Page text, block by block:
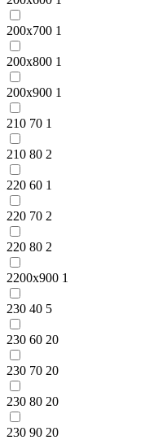
200x700 1
200x800 1
200x900 1
210 70 1
210 80 2
220 60 1
220 70 2
220 80 2
2200x900 1
230 40 5
230 60 20
230 70 20
230 80 20
230 90 20